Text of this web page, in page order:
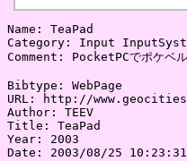
Name: TeaPad
Category: Input
Comment: PocketPCでポケベル
Bibtype: WebPage
URL: http://
Author: TEEV
Title: TeaPad
Year: 2003
Date: 2003/08/25 10:23:31